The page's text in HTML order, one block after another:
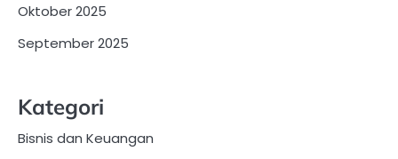
Oktober 2025
September 2025
Kategori
Bisnis dan Keuangan